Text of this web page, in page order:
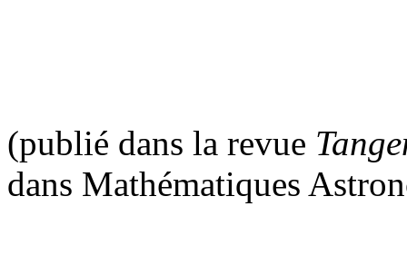
(publié dans la revue
dans Mathématiques